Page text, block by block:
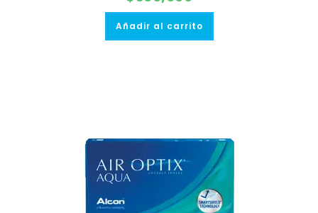
Añadir al carrito